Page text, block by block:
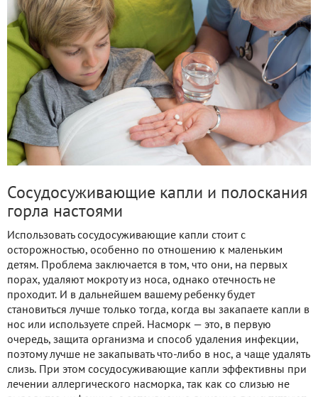
Сосудосуживающие капли и полоскания
горла настоями
Использовать сосудосуживающие капли стоит с
осторожностью, особенно по отношению к маленьким
детям. Проблема заключается в том, что они, на первых
порах, удаляют мокроту из носа, однако отечность не
проходит. И в дальнейшем вашему ребенку будет
становиться лучше только тогда, когда вы закапаете капли в
нос или используете спрей. Насморк — это, в первую
очередь, защита организма и способ удаления инфекции,
поэтому лучше не закапывать что-либо в нос, а чаще удалять
слизь. При этом сосудосуживающие капли эффективны при
лечении аллергического насморка, так как со слизью не